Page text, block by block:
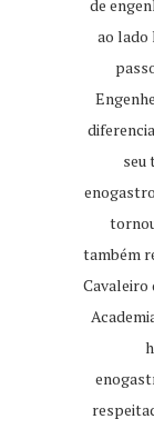
de
ao lado
seu
também
Cavaleiro